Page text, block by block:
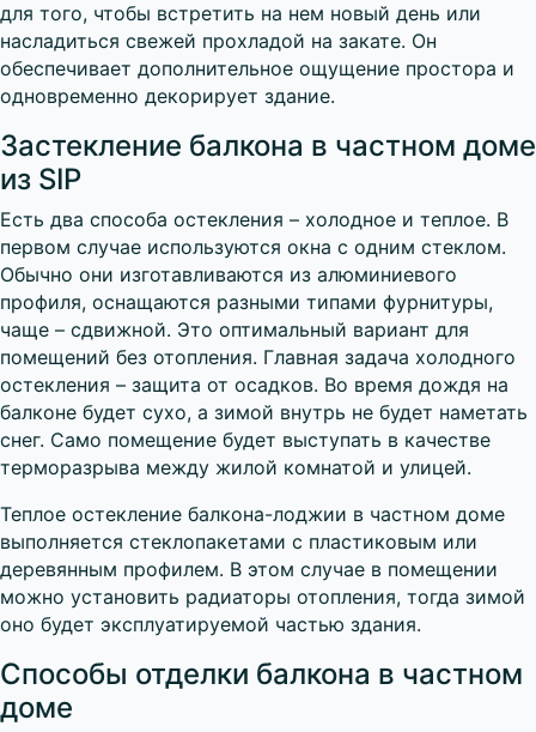
для того, чтобы встретить на нем новый день или
насладиться свежей прохладой на закате. Он
обеспечивает дополнительное ощущение простора и
одновременно декорирует здание.
Застекление балкона в частном доме
из SIP
Есть два способа остекления – холодное и теплое. В
первом случае используются окна с одним стеклом.
Обычно они изготавливаются из алюминиевого
профиля, оснащаются разными типами фурнитуры,
чаще – сдвижной. Это оптимальный вариант для
помещений без отопления. Главная задача холодного
остекления – защита от осадков. Во время дождя на
балконе будет сухо, а зимой внутрь не будет наметать
снег. Само помещение будет выступать в качестве
терморазрыва между жилой комнатой и улицей.
Теплое остекление балкона-лоджии в частном доме
выполняется стеклопакетами с пластиковым или
деревянным профилем. В этом случае в помещении
можно установить радиаторы отопления, тогда зимой
оно будет эксплуатируемой частью здания.
Способы отделки балкона в частном
доме